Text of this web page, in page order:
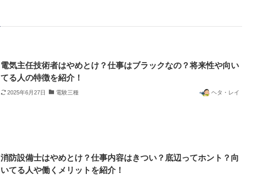
電気主任技術者はやめとけ？仕事はブラックなの？将来性や向い
てる人の特徴を紹介！
2025年6月27日 電験三種 ヘタ・レイ
消防設備士はやめとけ？仕事内容はきつい？底辺ってホント？向
いてる人や働くメリットを紹介！